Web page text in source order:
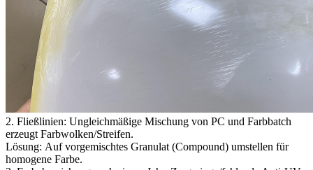
2. Fließlinien: Ungleichmäßige Mischung von PC und Farbbatch
erzeugt Farbwolken/Streifen.
Lösung: Auf vorgemischtes Granulat (Compound) umstellen für
homogene Farbe.